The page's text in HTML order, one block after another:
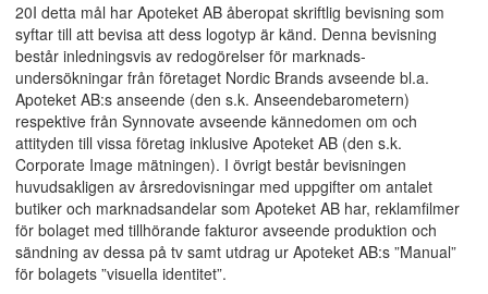
20I detta mål har Apoteket AB åberopat skriftlig bevisning som
syftar till att bevisa att dess logotyp är känd. Denna bevisning
består inledningsvis av redogörelser för marknads-
undersökningar från företaget Nordic Brands avseende bl.a.
Apoteket AB:s anseende (den s.k. Anseendebarometern)
respektive från Synnovate avseende kännedomen om och
attityden till vissa företag inklusive Apoteket AB (den s.k.
Corporate Image mätningen). I övrigt består bevisningen
huvudsakligen av årsredovisningar med uppgifter om antalet
butiker och marknadsandelar som Apoteket AB har, reklamfilmer
för bolaget med tillhörande fakturor avseende produktion och
sändning av dessa på tv samt utdrag ur Apoteket AB:s ”Manual”
för bolagets ”visuella identitet”.